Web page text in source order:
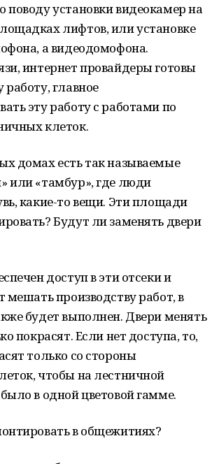
поводу установки видеокамер на
лифтов, или установке
а видеодомофона.
интернет провайдеры готовы
главное
эту работу с работами по
клеток.
домах есть так называемые
или «тамбур», где люди
какие-то вещи. Эти площади
Будут ли заменять двери
доступ в эти отсеки и
мешать производству работ, в
будет выполнен. Двери менять
покрасят. Если нет доступа, то,
только со стороны
чтобы на лестничной
в одной цветовой гамме.
в общежитиях?